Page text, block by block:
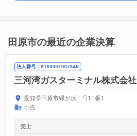
田原市の最近の企業決算
法人番号：6180301007349
三河湾ガスターミナル株式会社
愛知県田原市緑が浜一号11番1
小売
売上